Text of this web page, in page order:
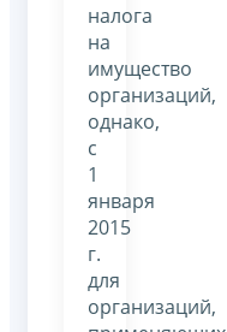
налога
на
имущество
организаций,
однако,
с
1
января
2015
г.
для
организаций,